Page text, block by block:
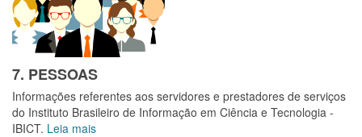
7. PESSOAS
Informações referentes aos servidores e prestadores de serviços
do Instituto Brasileiro de Informação em Ciência e Tecnologia -
IBICT. Leia mais